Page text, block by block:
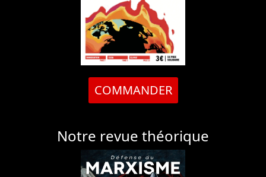
COMMANDER
Notre revue théorique